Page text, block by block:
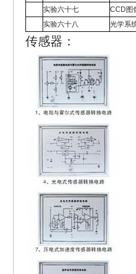
实验六十七
CCD图
实验六十八
光学系
传感器：